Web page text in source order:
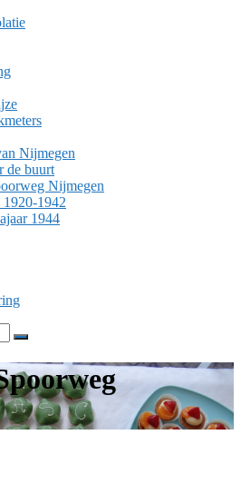
Nijmegen
de buurt
Nijmegen
1920-1942
1944